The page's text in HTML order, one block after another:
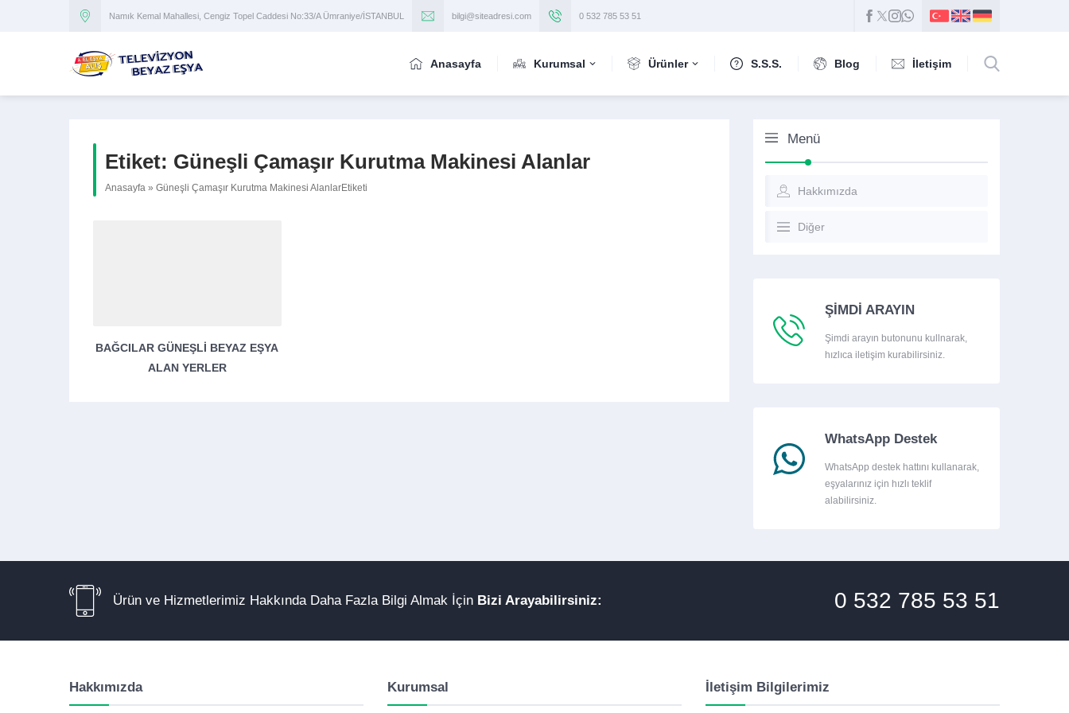
Namık Kemal Mahallesi, Cengiz Topel Caddesi No:33/A Ümraniye/İSTANBUL bilgi@siteadresi.com 0 532 785 53 51
Anasayfa Kurumsal Ürünler S.S.S. Blog İletişim
Etiket: Güneşli Çamaşır Kurutma Makinesi Alanlar
Anasayfa » Güneşli Çamaşır Kurutma Makinesi AlanlarEtiketi
BAĞCILAR GÜNEŞLI BEYAZ EŞYA
ALAN YERLER
Menü
Hakkımızda
Diğer
ŞİMDİ ARAYIN
Şimdi arayın butonunu kullnarak,
hızlıca iletişim kurabilirsiniz.
WhatsApp Destek
WhatsApp destek hattını kullanarak,
eşyalarınız için hızlı teklif
alabilirsiniz.
Ürün ve Hizmetlerimiz Hakkında Daha Fazla Bilgi Almak İçin Bizi Arayabilirsiniz: 0 532 785 53 51
Hakkımızda Kurumsal İletişim Bilgilerimiz